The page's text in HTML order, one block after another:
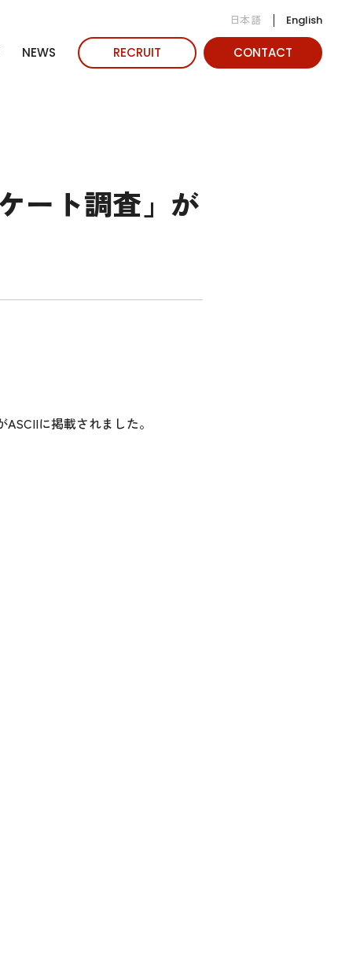
日本語 English
NEWS RECRUIT CONTACT
ート調査」が
に掲載されました。